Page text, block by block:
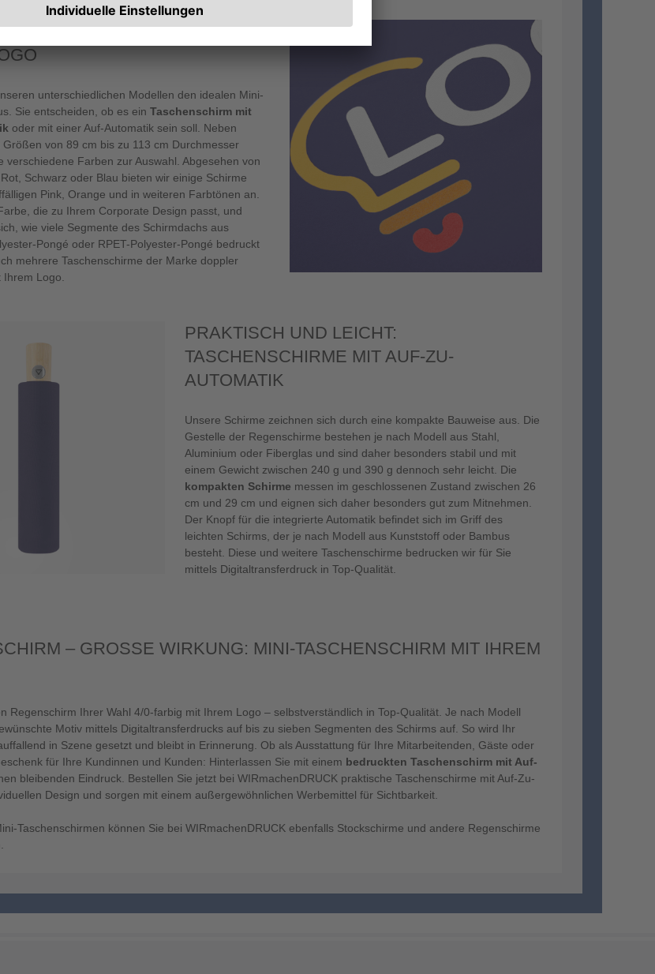
DEN PASSENDEN SCHIRM
unterschiedlichen Modellen den idealen Mini-
Sie entscheiden, ob es ein Taschenschirm mit
oder mit einer Auf-Automatik sein soll. Neben
von 89 cm bis zu 113 cm Durchmesser
verschiedene Farben zur Auswahl. Abgesehen von
Schwarz oder Blau bieten wir einige Schirme
Pink, Orange und in weiteren Farbtönen an.
die zu Ihrem Corporate Design passt, und
wie viele Segmente des Schirmdachs aus
Pongé oder RPET-Polyester-Pongé bedruckt
mehrere Taschenschirme der Marke doppler
Logo.
PRAKTISCH UND LEICHT:
TASCHENSCHIRME MIT AUF-ZU-
AUTOMATIK
Unsere Schirme zeichnen sich durch eine kompakte Bauweise aus. Die
Gestelle der Regenschirme bestehen je nach Modell aus Stahl,
Aluminium oder Fiberglas und sind daher besonders stabil und mit
einem Gewicht zwischen 240 g und 390 g dennoch sehr leicht. Die
kompakten Schirme messen im geschlossenen Zustand zwischen 26
cm und 29 cm und eignen sich daher besonders gut zum Mitnehmen.
Der Knopf für die integrierte Automatik befindet sich im Griff des
leichten Schirms, der je nach Modell aus Kunststoff oder Bambus
besteht. Diese und weitere Taschenschirme bedrucken wir für Sie
mittels Digitaltransferdruck in Top-Qualität.
– GROSSE WIRKUNG: MINI-TASCHENSCHIRM MIT IHREM D
Regenschirm Ihrer Wahl 4/0-farbig mit Ihrem Logo – selbstverständlich in Top-Qualität. Je nach Modell
Motiv mittels Digitaltransferdrucks auf bis zu sieben Segmenten des Schirms auf. So wird Ihr
in Szene gesetzt und bleibt in Erinnerung. Ob als Ausstattung für Ihre Mitarbeitenden, Gäste oder
für Ihre Kundinnen und Kunden: Hinterlassen Sie mit einem bedruckten Taschenschirm mit Auf-
bleibenden Eindruck. Bestellen Sie jetzt bei WIRmachenDRUCK praktische Taschenschirme mit Auf-Zu-
Design und sorgen mit einem außergewöhnlichen Werbemittel für Sichtbarkeit.
Taschenschirmen können Sie bei WIRmachenDRUCK ebenfalls Stockschirme und andere Regenschirme